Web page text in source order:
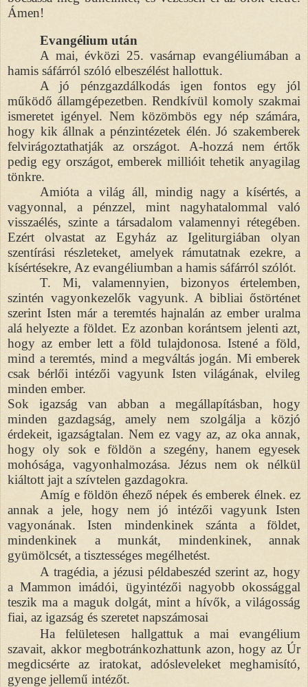
Ámen!
Evangélium után
A mai, évközi 25. vasárnap evangéliumában a
hamis sáfárról szóló elbeszélést hallottuk.
A jó pénzgazdálkodás igen fontos egy jól
működő államgépezetben. Rendkívül komoly szakmai
ismeretet igényel. Nem közömbös egy nép számára,
hogy kik állnak a pénzintézetek élén. Jó szakemberek
felvirágoztathatják az országot. A-hozzá nem értők
pedig egy országot, emberek millióit tehetik anyagilag
tönkre.
Amióta a világ áll, mindig nagy a kísértés, a
vagyonnal, a pénzzel, mint nagyhatalommal való
visszaélés, szinte a társadalom valamennyi rétegében.
Ezért olvastat az Egyház az Igeliturgiában olyan
szentírási részleteket, amelyek rámutatnak ezekre, a
kísértésekre, Az evangéliumban a hamis sáfárról szólót.
T. Mi, valamennyien, bizonyos értelemben,
szintén vagyonkezelők vagyunk. A bibliai őstörténet
szerint Isten már a teremtés hajnalán az ember uralma
alá helyezte a földet. Ez azonban korántsem jelenti azt,
hogy az ember lett a föld tulajdonosa. Istené a föld,
mind a teremtés, mind a megváltás jogán. Mi emberek
csak bérlői intézői vagyunk Isten világának, elvileg
minden ember.
Sok igazság van abban a megállapításban, hogy
minden gazdagság, amely nem szolgálja a közjó
érdekeit, igazságtalan. Nem ez vagy az, az oka annak,
hogy oly sok e földön a szegény, hanem egyesek
mohósága, vagyonhalmozása. Jézus nem ok nélkül
kiáltott jajt a szívtelen gazdagokra.
Amíg e földön éhező népek és emberek élnek. ez
annak a jele, hogy nem jó intézői vagyunk Isten
vagyonának. Isten mindenkinek szánta a földet,
mindenkinek a munkát, mindenkinek, annak
gyümölcsét, a tisztességes megélhetést.
A tragédia, a jézusi példabeszéd szerint az, hogy
a Mammon imádói, ügyintézői nagyobb okossággal
teszik ma a maguk dolgát, mint a hívők, a világosság
fiai, az igazság és szeretet napszámosai
Ha felületesen hallgattuk a mai evangélium
szavait, akkor megbotránkozhattunk azon, hogy az Úr
megdicsérte az iratokat, adósleveleket meghamisító,
gyenge jellemű intézőt.